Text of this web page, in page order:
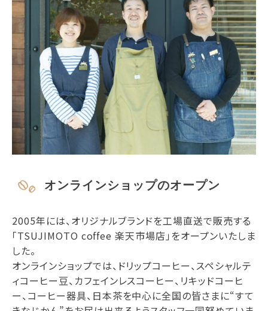
オンラインショップのオープン
2005年には、オリジナルブランドを工場直送で販売する
「TSUJIMOTO coffee 楽天市場店」をオープンいたしま
した。
オンラインショップでは、ドリップコーヒー、スペシャルテ
ィコーヒー豆、カフェインレスコーヒー、リキッドコーヒ
ー、コーヒー器具、日本茶を中心に全国の皆さまに“すて